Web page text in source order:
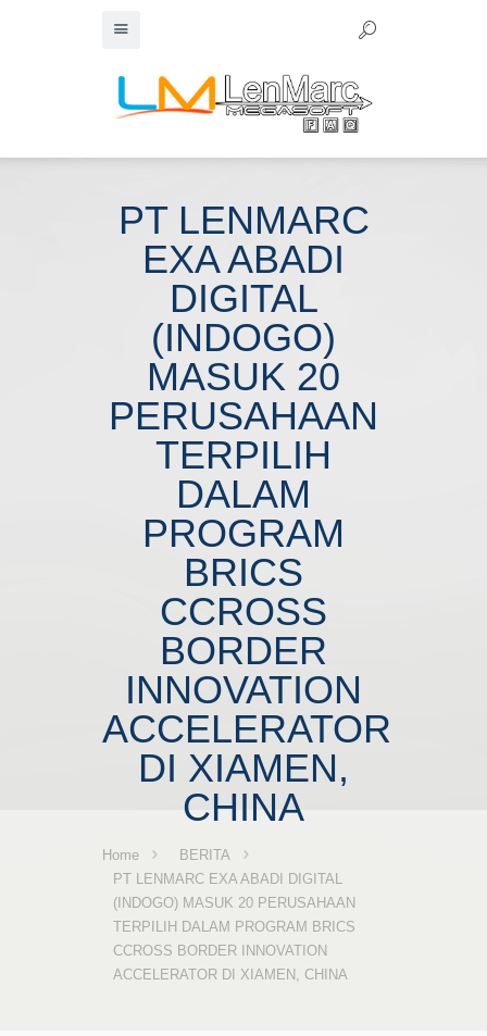
PT LENMARC
EXA ABADI
DIGITAL
(INDOGO)
MASUK 20
PERUSAHAAN
TERPILIH
DALAM
PROGRAM
BRICS
CCROSS
BORDER
INNOVATION
ACCELERATOR
DI XIAMEN,
CHINA
Home
BERITA
PT LENMARC EXA ABADI DIGITAL
(INDOGO) MASUK 20 PERUSAHAAN
TERPILIH DALAM PROGRAM BRICS
CCROSS BORDER INNOVATION
ACCELERATOR DI XIAMEN, CHINA